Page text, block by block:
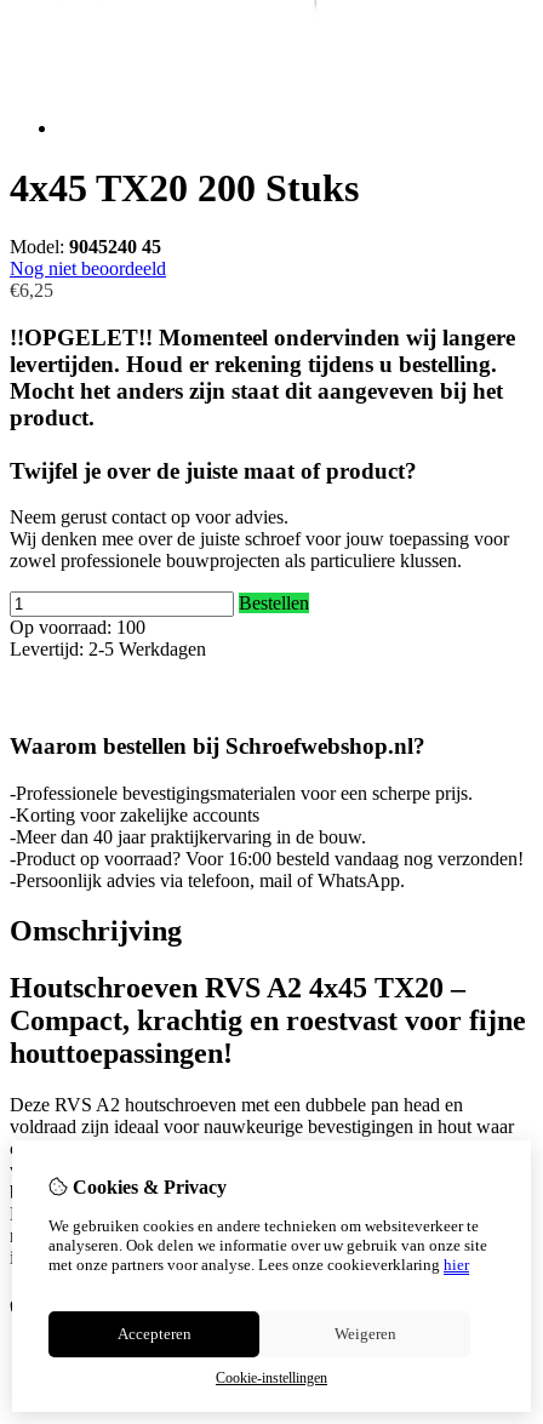
4x45 TX20 200 Stuks
Model: 9045240 45
Nog niet beoordeeld
€6,25
!!OPGELET!! Momenteel ondervinden wij langere
levertijden. Houd er rekening tijdens u bestelling.
Mocht het anders zijn staat dit aangeveven bij het
product.
Twijfel je over de juiste maat of product?
Neem gerust contact op voor advies.
Wij denken mee over de juiste schroef voor jouw toepassing voor
zowel professionele bouwprojecten als particuliere klussen.
Bestellen
Op voorraad: 100
Levertijd: 2-5 Werkdagen
Waarom bestellen bij Schroefwebshop.nl?
-Professionele bevestigingsmaterialen voor een scherpe prijs.
-Korting voor zakelijke accounts
-Meer dan 40 jaar praktijkervaring in de bouw.
-Product op voorraad? Voor 16:00 besteld vandaag nog verzonden!
-Persoonlijk advies via telefoon, mail of WhatsApp.
Omschrijving
Houtschroeven RVS A2 4x45 TX20 –
Compact, krachtig en roestvast voor fijne
houttoepassingen!
Deze RVS A2 houtschroeven met een dubbele pan head en
voldraad zijn ideaal voor nauwkeurige bevestigingen in hout waar
compacte afmetingen en maximale grip vereist zijn. Dankzij de
volledige schroefdraad en de TX20 binnenveelkant aandrijving
bieden deze schroeven optimale krachtoverdracht zonder wiebelen.
De combinatie van roestvast staal en doordachte schroefgeometrie
maakt deze 4x45 mm schroef perfect voor fijn timmerwerk,
interieurbouw of toepassingen in de zonnesector.
✅
Volledige draad voor maximale grip in korte bevestigingen
TX20 aandrijving voor stabiele, slipvrije montage
Cookies & Privacy
We gebruiken cookies en andere technieken om websiteverkeer te
analyseren. Ook delen we informatie over uw gebruik van onze site
met onze partners voor analyse. Lees onze cookieverklaring hier
Accepteren Weigeren
Cookie-instellingen